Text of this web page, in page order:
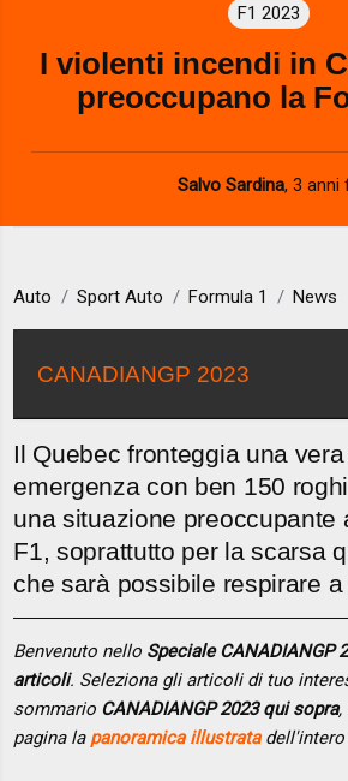
F1 2023
I violenti incendi in
preoccupano la
Salvo Sardina, 3 anni
Auto Sport Auto Formula 1 News
CANADIANGP 2023
Il Quebec fronteggia una
emergenza con ben 150
una situazione preoccupante
F1, soprattutto per la scarsa
che sarà possibile respirare
Benvenuto nello Speciale CANADIANGP
articoli. Seleziona gli articoli di tuo
sommario CANADIANGP 2023 qui sopra,
pagina la panoramica illustratadell'intero